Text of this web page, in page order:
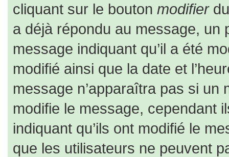
cliquant sur le bouton modifierdu
a déjà répondu au message, un
message indiquant qu’il a été
modifié ainsi que la date et
message n’apparaîtra pas si
modifie le message, cependant
indiquant qu’ils ont modifié le
que les utilisateurs ne peuvent